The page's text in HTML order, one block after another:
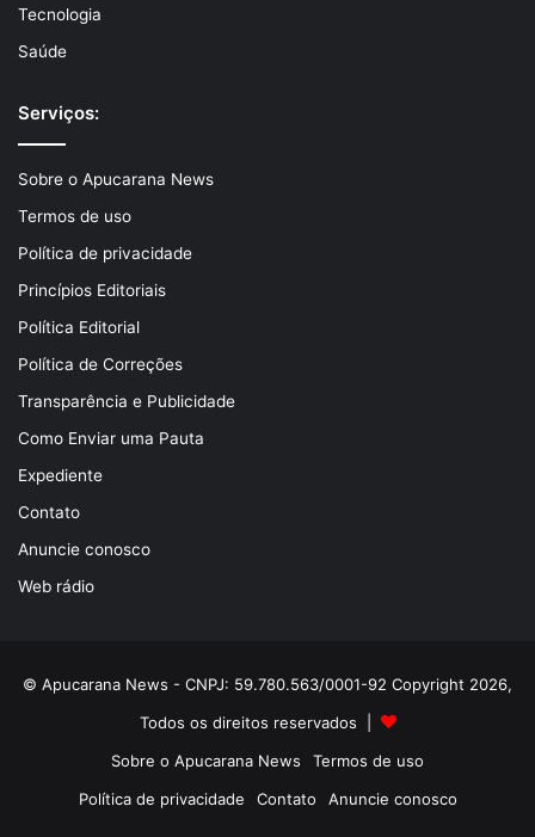
Tecnologia
Saúde
Serviços:
Sobre o Apucarana News
Termos de uso
Política de privacidade
Princípios Editoriais
Política Editorial
Política de Correções
Transparência e Publicidade
Como Enviar uma Pauta
Expediente
Contato
Anuncie conosco
Web rádio
© Apucarana News - CNPJ: 59.780.563/0001-92 Copyright 2026,
Todos os direitos reservados |
Sobre o Apucarana News
Termos de uso
Política de privacidade
Contato Anuncie conosco